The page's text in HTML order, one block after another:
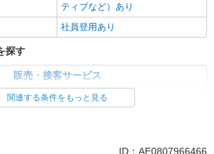
ティブなど）あり
社員登用あり
探す
販売・接客サービス
関連する条件をもっと見る
ID：AE0807966466